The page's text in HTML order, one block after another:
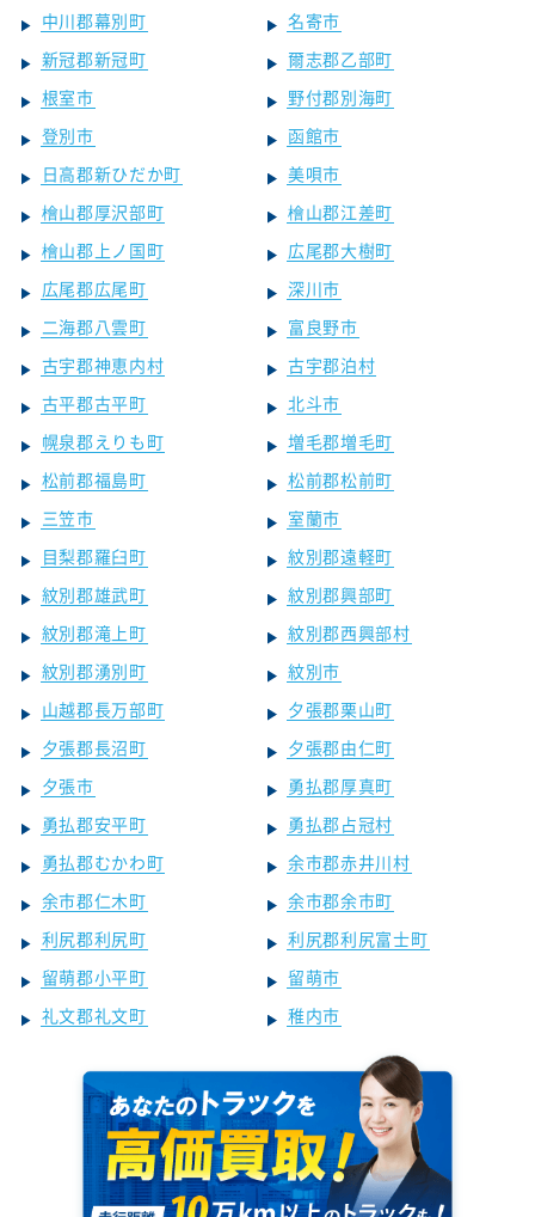
中川郡幕別町
名寄市
新冠郡新冠町
爾志郡乙部町
根室市
野付郡別海町
登別市
函館市
日高郡新ひだか町
美唄市
檜山郡厚沢部町
檜山郡江差町
檜山郡上ノ国町
広尾郡大樹町
広尾郡広尾町
深川市
二海郡八雲町
富良野市
古宇郡神恵内村
古宇郡泊村
古平郡古平町
北斗市
幌泉郡えりも町
増毛郡増毛町
松前郡福島町
松前郡松前町
三笠市
室蘭市
目梨郡羅臼町
紋別郡遠軽町
紋別郡雄武町
紋別郡興部町
紋別郡滝上町
紋別郡西興部村
紋別郡湧別町
紋別市
山越郡長万部町
夕張郡栗山町
夕張郡長沼町
夕張郡由仁町
夕張市
勇払郡厚真町
勇払郡安平町
勇払郡占冠村
勇払郡むかわ町
余市郡赤井川村
余市郡仁木町
余市郡余市町
利尻郡利尻町
利尻郡利尻富士町
留萌郡小平町
留萌市
礼文郡礼文町
稚内市